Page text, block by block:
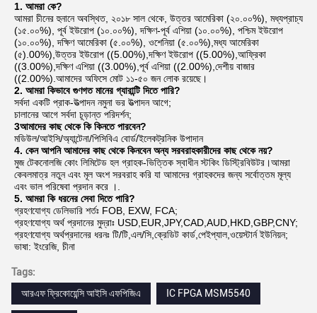
1. আমরা কে?
আমরা চীনের হুনানে অবস্থিত, ২০১৮ সাল থেকে, উত্তর আমেরিকা (২০.০০%), মধ্যপ্রাচ্য
(১৫.০০%), পূর্ব ইউরোপ (১০.০০%), দক্ষিণ-পূর্ব এশিয়া (১০.০০%), পশ্চিম ইউরোপ
(১০.০০%), দক্ষিণ আমেরিকা (৫.০০%), ওশেনিয়া (৫.০০%),মধ্য আমেরিকা
(৫).00%),উত্তর ইউরোপ ((5.00%),দক্ষিণ ইউরোপ ((5.00%),আফ্রিকা
((3.00%),দক্ষিণ এশিয়া ((3.00%),পূর্ব এশিয়া ((2.00%),দেশীয় বাজার
((2.00%).আমাদের অফিসে মোট ১১-৫০ জন লোক রয়েছে।
2. আমরা কিভাবে গুণগত মানের গ্যারান্টি দিতে পারি?
সর্বদা একটি প্রাক-উত্পাদন নমুনা ভর উত্পাদন আগে;
চালানের আগে সর্বদা চূড়ান্ত পরিদর্শন;
3আমাদের কাছ থেকে কি কিনতে পারবেন?
মডিউল/আইসি/অ্যান্টেনা/পিসিবিএ বোর্ড/ইলেকট্রনিক উপাদান
4. কেন আপনি আমাদের কাছ থেকে কিনবেন অন্য সরবরাহকারীদের কাছ থেকে নয়?
মুজ টেকনোলজি কোং লিমিটেড হল গ্রাহক-ভিত্তিক স্বাধীন স্টকিং ডিস্ট্রিবিউটর।আমরা
কেবলমাত্র নতুন এবং মূল অংশ সরবরাহ করি যা আমাদের গ্রাহকদের জন্য সর্বোত্তম মূল্য
এবং ভাল পরিষেবা প্রদান করে ।.
5. আমরা কি ধরনের সেবা দিতে পারি?
গ্রহণযোগ্য ডেলিভারি শর্তঃ FOB, EXW, FCA;
গ্রহণযোগ্য অর্থ প্রদানের মুদ্রাঃ USD,EUR,JPY,CAD,AUD,HKD,GBP,CNY;
গ্রহণযোগ্য অর্থপ্রদানের ধরনঃ টি/টি,এল/সি,ক্রেডিট কার্ড,পেইপ্যাল,ওয়েস্টার্ন ইউনিয়ন;
ভাষা: ইংরেজি, চীনা
Tags:
আরএফ ফ্রিকোয়েন্সি আইসি এফপিজিএ
IC FPGA MSM5540